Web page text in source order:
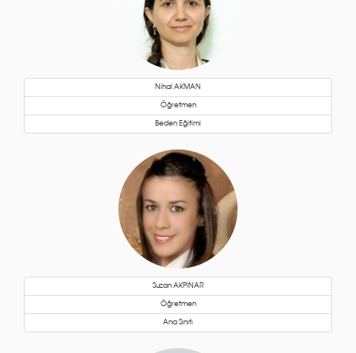
Nihal AKMAN
Öğretmen
Beden Eğitimi
Suzan AKPINAR
Öğretmen
Ana Sınıfı